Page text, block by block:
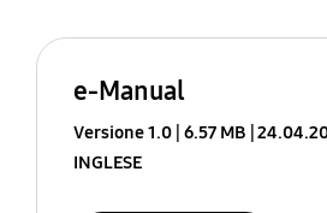
e-Manual
Versione 1.0 6.57 MB
INGLESE